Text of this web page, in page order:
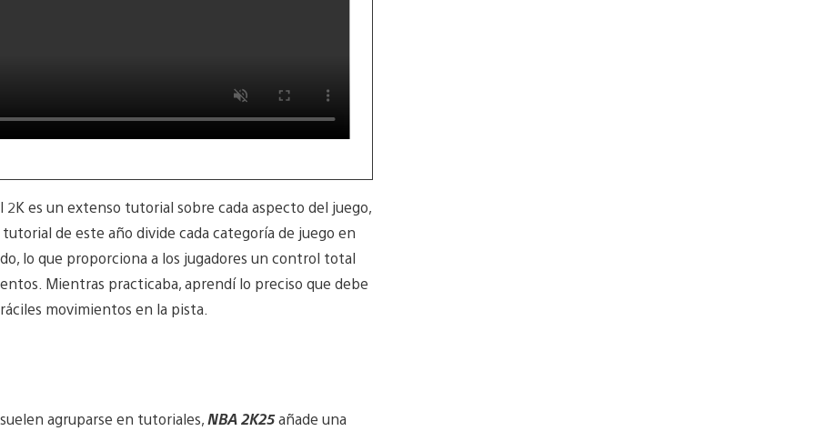
es un extenso tutorial sobre cada aspecto del juego,
de este año divide cada categoría de juego en
lo que proporciona a los jugadores un control total
Mientras practicaba, aprendí lo preciso que debe
movimientos en la pista.
agruparse en tutoriales,NBA 2K25añade una